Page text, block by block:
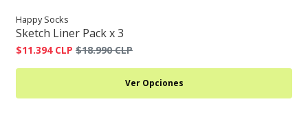
Happy Socks
Sketch Liner Pack x 3
$11.394 CLP $18.990 CLP
Ver Opciones